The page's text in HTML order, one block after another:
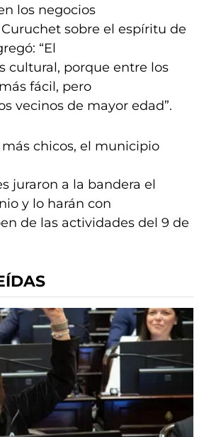
los negocios
Curuchet sobre el espíritu de
“El
cultural, porque entre los
fácil, pero
vecinos de mayor edad”.
más chicos, el municipio
juraron a la bandera el
y lo harán con
de las actividades del 9 de